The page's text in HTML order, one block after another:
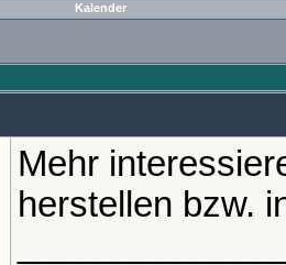
Kalender
Mehr
herstellen bzw.